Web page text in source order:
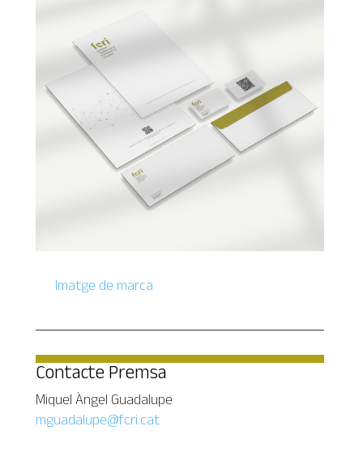
Imatge de marca
Contacte Premsa
Miquel Àngel Guadalupe
mguadalupe@fcri.cat